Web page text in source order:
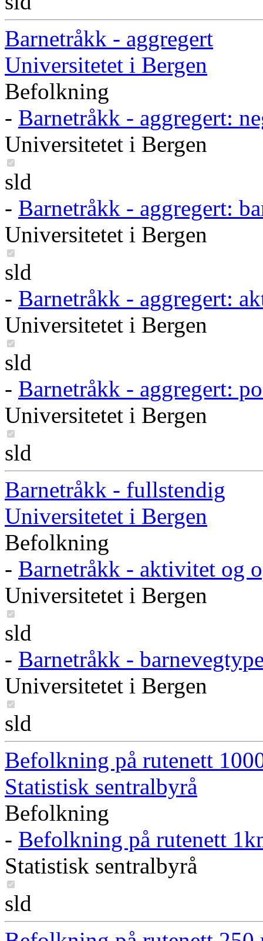
Barnetråkk - aggregert
Universitetet i Bergen
Befolkning
- Barnetråkk - aggregert:
Universitetet i Bergen
sld
- Barnetråkk - aggregert:
Universitetet i Bergen
sld
- Barnetråkk - aggregert:
Universitetet i Bergen
sld
- Barnetråkk - aggregert:
Universitetet i Bergen
sld
Barnetråkk - fullstendig
Universitetet i Bergen
Befolkning
- Barnetråkk - aktivitet og
Universitetet i Bergen
sld
- Barnetråkk -
Universitetet i Bergen
sld
Befolkning på rutenett
Statistisk sentralbyrå
Befolkning
- Befolkning på rutenett
Statistisk sentralbyrå
sld